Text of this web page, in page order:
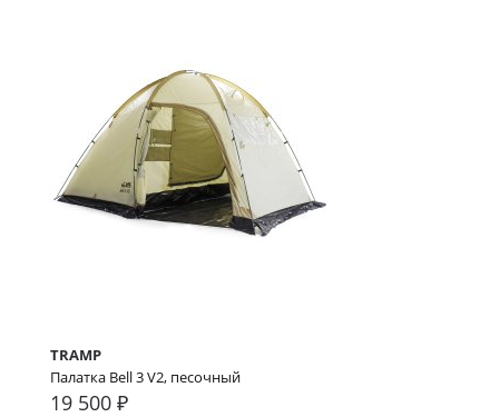
TRAMP
Палатка Bell 3 V2, песочный
19 500 ₽